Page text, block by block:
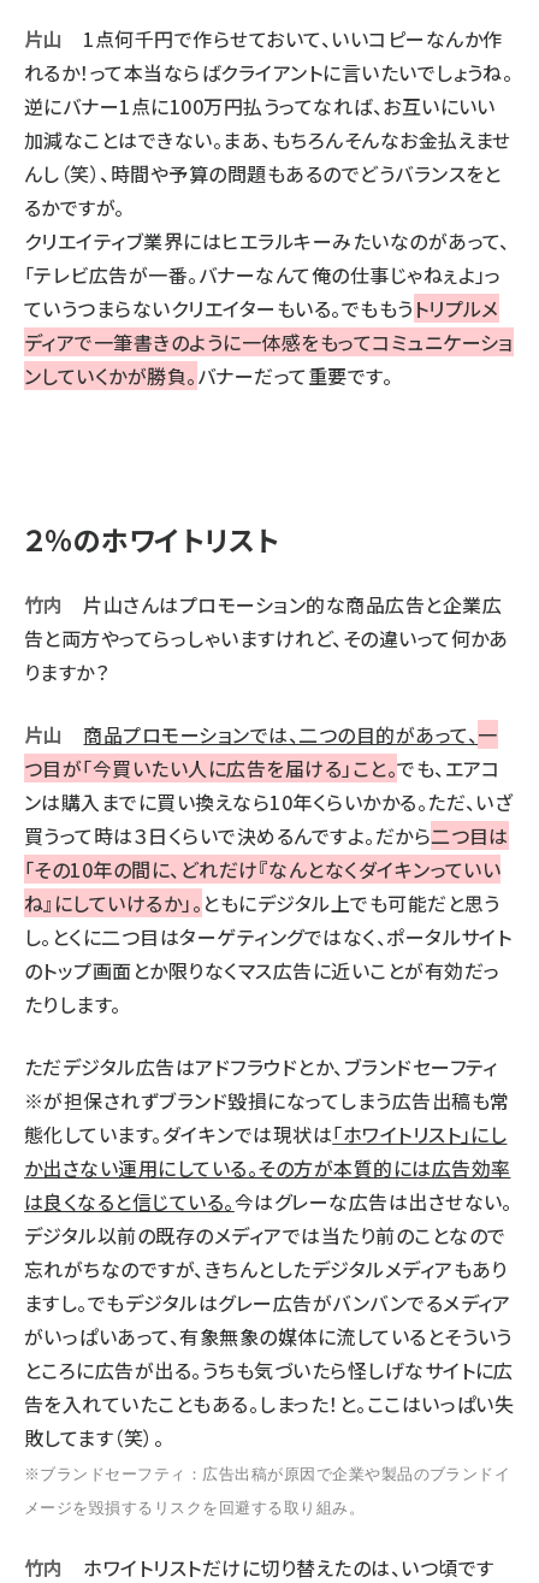
片山
1点何千円で作らせておいて、いいコピーなんか作
れるか！って本当ならばクライアントに言いたいでしょうね。
逆にバナー1点に100万円払うってなれば、お互いにいい
加減なことはできない。まあ、もちろんそんなお金払えませ
んし（笑）、時間や予算の問題もあるのでどうバランスをと
るかですが。
クリエイティブ業界にはヒエラルキーみたいなのがあって、
「テレビ広告が一番。バナーなんて俺の仕事じゃねぇよ」っ
ていうつまらないクリエイターもいる。でももう トリプルメ
ディアで一筆書きのように一体感をもってコミュニケーショ
ンしていくかが勝負。バナーだって重要です。
２％のホワイトリスト
竹内
片山さんはプロモーション的な商品広告と企業広
告と両方やってらっしゃいますけれど、その違いって何かあ
りますか？
片山 商品プロモーションでは、二つの目的があって、一
つ目が「今買いたい人に広告を届ける」こと。でも、エアコ
ンは購入までに買い換えなら10年くらいかかる。ただ、いざ
買うって時は３日くらいで決めるんですよ。だから二つ目は
「その10年の間に、どれだけ『なんとなくダイキンっていい
ね』にしていけるか」。 ともにデジタル上でも可能だと思う
し。とくに二つ目はターゲティングではなく、ポータルサイト
のトップ画面とか限りなくマス広告に近いことが有効だっ
たりします。
ただデジタル広告はアドフラウドとか、ブランドセーフティ
※が担保されずブランド毀損になってしまう広告出稿も常
態化しています。ダイキンでは現状は「ホワイトリスト」にし
か出さない運用にしている。その方が本質的には広告効率
は良くなると信じている。今はグレーな広告は出させない。
デジタル以前の既存のメディアでは当たり前のことなので
忘れがちなのですが、きちんとしたデジタルメディアもあり
ますし。でもデジタルはグレー広告がバンバンでるメディア
がいっぱいあって、有象無象の媒体に流しているとそういう
ところに広告が出る。うちも気づいたら怪しげなサイトに広
告を入れていたこともある。しまった！と。ここはいっぱい失
敗してます（笑）。
※ブランドセーフティ：広告出稿が原因で企業や製品のブランドイ
メージを毀損するリスクを回避する取り組み。
竹内
ホワイトリストだけに切り替えたのは、いつ頃です